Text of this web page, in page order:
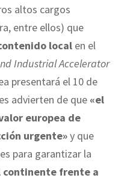
altos cargos
entre ellos) que
local en el
Industrial Accelerator
presentará el 10 de
advierten de que «el
europea de
urgente»y que
para garantizar la
frente a